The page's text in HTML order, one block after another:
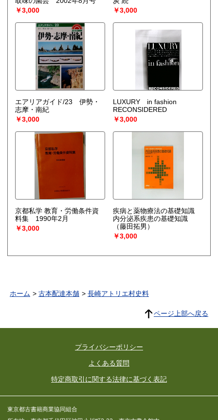
￥3,000
￥3,000
エアリアガイド/23 伊勢・
志摩・南紀
￥3,000
LUXURY in fashion
RECONSIDERED
￥3,000
京都私学 教育・労働条件資
料集 1990年2月
￥3,000
疾病と薬物療法の基礎知識
内分泌系疾患の基礎知識
（藤田拓男）
￥3,000
ホーム 古本配達本舗 長崎アトリエ村史料
ページ上部へ戻る
プライバシーポリシー
よくある質問
特定商取引に関する法律に基づく表記
東京都古書籍商業協同組合